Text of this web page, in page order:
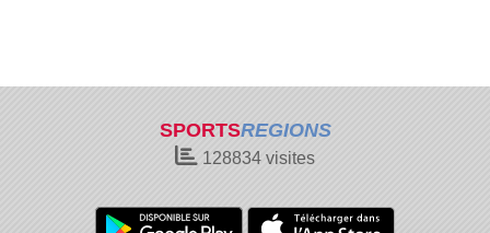
SPORTSREGIONS
128834 visites